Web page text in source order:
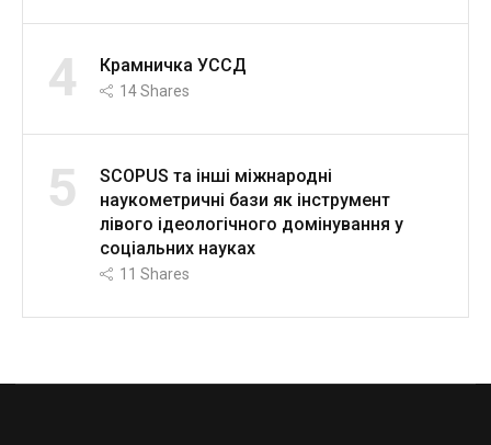
4 Крамничка УССД
14Shares
5
SCOPUS та інші міжнародні
наукометричні бази як інструмент
лівого ідеологічного домінування у
соціальних науках
11 Shares